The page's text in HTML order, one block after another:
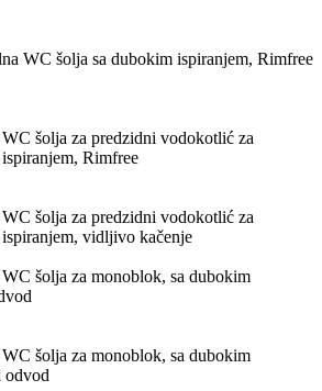
WC šolja sa dubokim ispiranjem, Rimfree
šolja za predzidni vodokotlić za
Rimfree
šolja za predzidni vodokotlić za
vidljivo kačenje
šolja za monoblok, sa dubokim
šolja za monoblok, sa dubokim
odvod